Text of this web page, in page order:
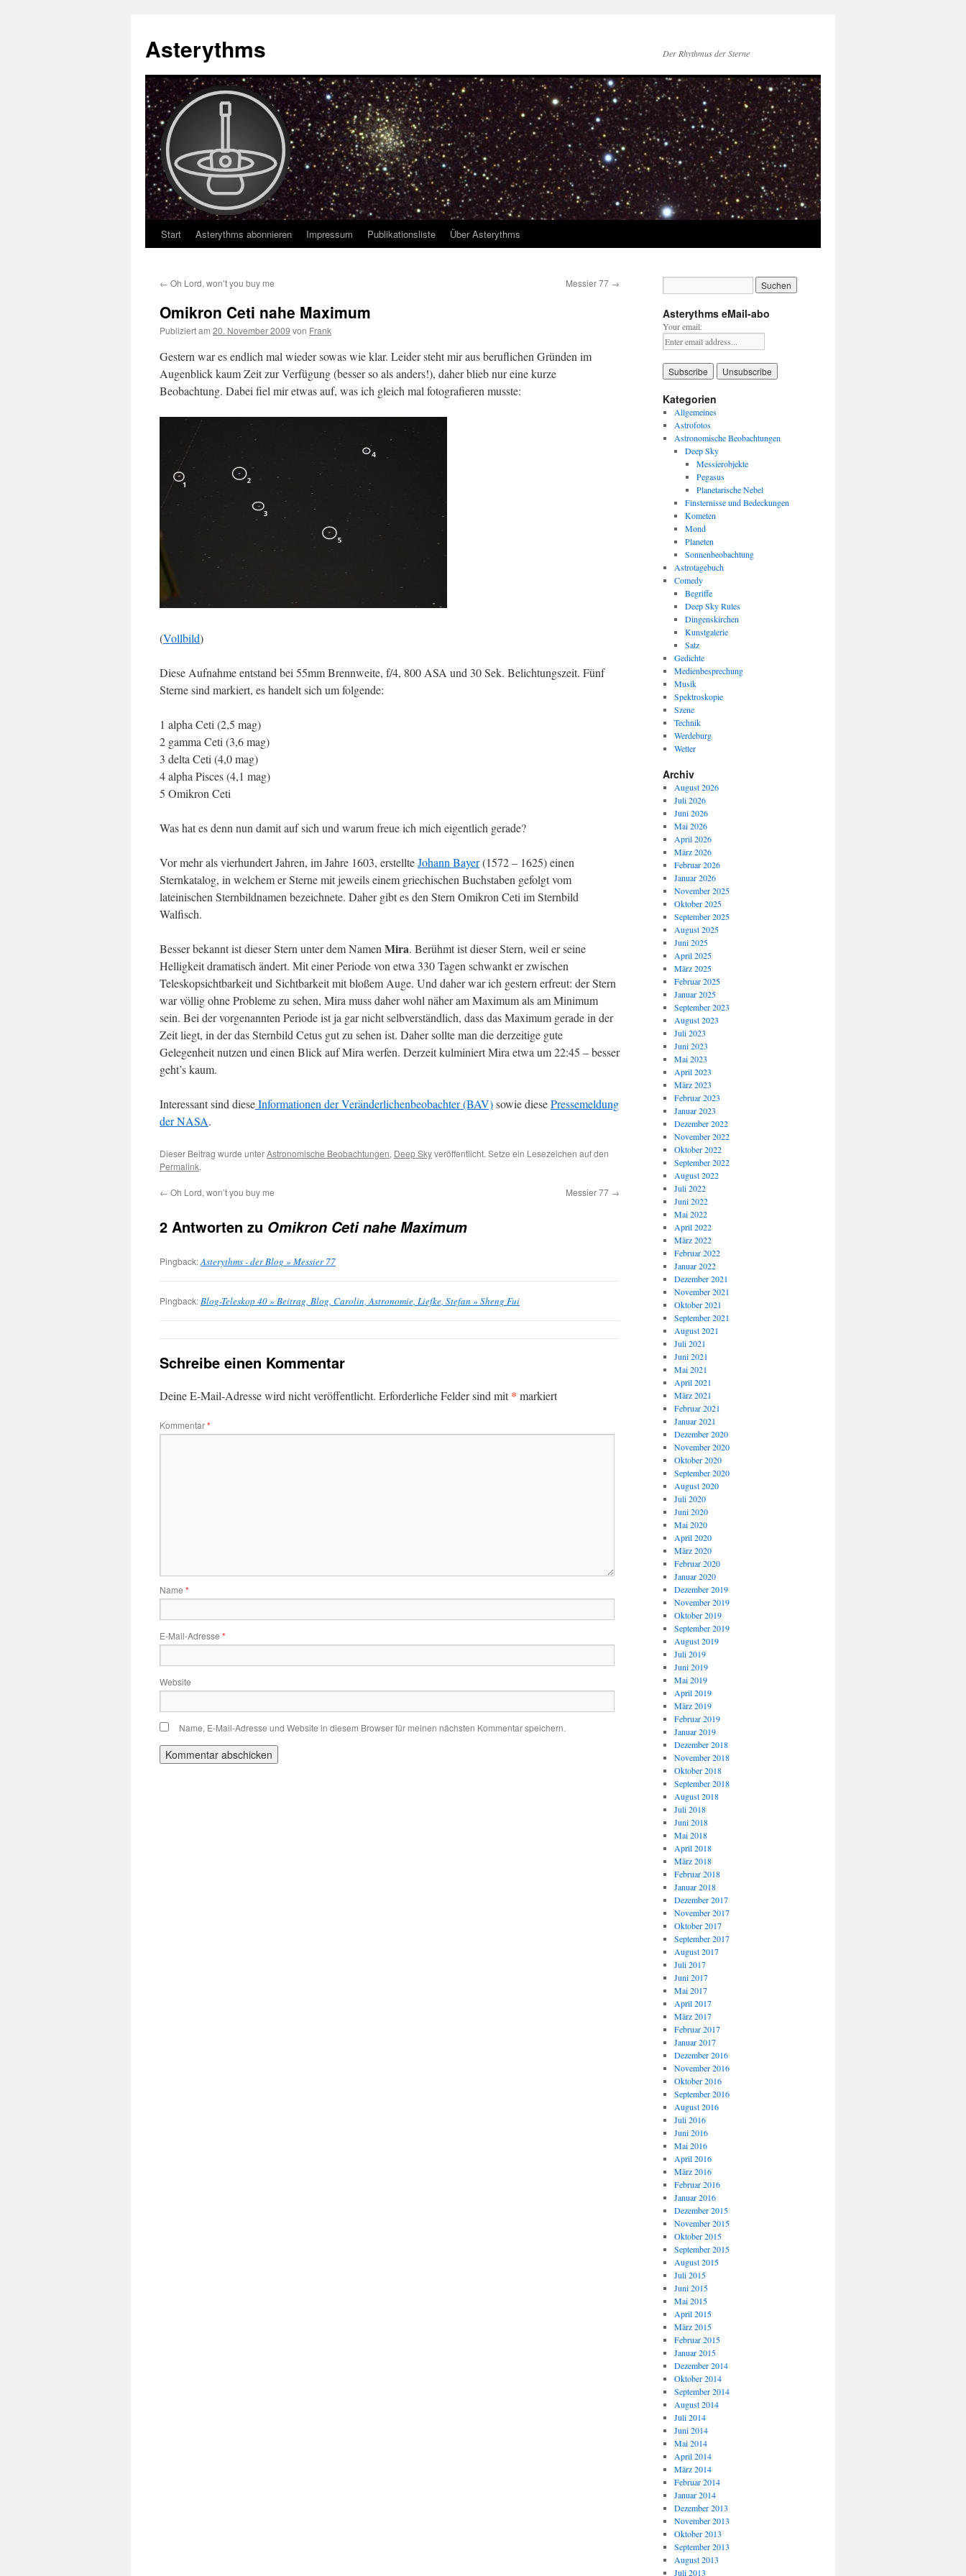
Asterythms Der Rhythmus der Sterne
Zum
springen
Start Asterythms abonnieren Impressum Publikationsliste Über Asterythms
← Oh Lord, won’t you buy me Messier 77 →
Omikron Ceti nahe Maximum
Publiziert am 20. November 2009 von Frank
Gestern war es endlich mal wieder sowas wie klar. Leider steht mir aus beruflichen Gründen im
Augenblick kaum Zeit zur Verfügung (besser so als anders!), daher blieb nur eine kurze
Beobachtung. Dabei fiel mir etwas auf, was ich gleich mal fotografieren musste:
(Vollbild)
Diese Aufnahme entstand bei 55mm Brennweite, f/4, 800 ASA und 30 Sek. Belichtungszeit. Fünf
Sterne sind markiert, es handelt sich um folgende:
1 alpha Ceti (2,5 mag)
2 gamma Ceti (3,6 mag)
3 delta Ceti (4,0 mag)
4 alpha Pisces (4,1 mag)
5 Omikron Ceti
Was hat es denn nun damit auf sich und warum freue ich mich eigentlich gerade?
Vor mehr als vierhundert Jahren, im Jahre 1603, erstellteJohann Bayer(1572 – 1625) einen
Sternkatalog, in welchem er Sterne mit jeweils einem griechischen Buchstaben gefolgt vom
lateinischen Sternbildnamen bezeichnete. Daher gibt es den Stern Omikron Ceti im Sternbild
Walfisch.
Besser bekannt ist dieser Stern unter dem Namen Mira. Berühmt ist dieser Stern, weil er seine
Helligkeit dramatisch ändert. Mit einer Periode von etwa 330 Tagen schwankt er zwischen
Teleskopsichtbarkeit und Sichtbarkeit mit bloßem Auge. Und daher war ich gestern erfreut: der Stern
war völlig ohne Probleme zu sehen, Mira muss daher wohl näher am Maximum als am Minimum
sein. Bei der vorgenannten Periode ist ja gar nicht selbverständlich, dass das Maximum gerade in der
Zeit liegt, in der das Sternbild Cetus gut zu sehen ist. Daher sollte man die derzeitige gute
Gelegenheit nutzen und einen Blick auf Mira werfen. Derzeit kulminiert Mira etwa um 22:45 – besser
geht’s kaum.
Interessant sind dieseInformationen der Veränderlichenbeobachter (BAV)sowie diesePressemeldung
der NASA.
Dieser Beitrag wurde unterAstronomische Beobachtungen, Deep Skyveröffentlicht. Setze ein Lesezeichen auf den
Permalink.
← Oh Lord, won’t you buy me Messier 77 →
2 Antworten zu Omikron Ceti nahe Maximum
Pingback:Asterythms - der Blog » Messier 77
Pingback:Blog-Teleskop 40 » Beitrag, Blog, Carolin, Astronomie, Liefke, Stefan » Sheng Fui
Schreibe einen Kommentar
Deine E-Mail-Adresse wird nicht veröffentlicht. Erforderliche Felder sind mit* markiert
Kommentar*
Name *
E-Mail-Adresse *
Website
Name, E-Mail-Adresse und Website in diesem Browser für meinen nächsten Kommentar speichern.
Asterythms eMail-abo
Your email:
Kategorien
Allgemeines
Astrofotos
Astronomische Beobachtungen
Deep Sky
Messierobjekte
Pegasus
Planetarische Nebel
Finsternisse und Bedeckungen
Kometen
Mond
Planeten
Sonnenbeobachtung
Astrotagebuch
Comedy
Begriffe
Deep Sky Rules
Dingenskirchen
Kunstgalerie
Satz
Gedichte
Medienbesprechung
Musik
Spektroskopie
Szene
Technik
Werdeburg
Wetter
Archiv
August 2026
Juli 2026
Juni 2026
Mai 2026
April 2026
März 2026
Februar 2026
Januar 2026
November 2025
Oktober 2025
September 2025
August 2025
Juni 2025
April 2025
März 2025
Februar 2025
Januar 2025
September 2023
August 2023
Juli 2023
Juni 2023
Mai 2023
April 2023
März 2023
Februar 2023
Januar 2023
Dezember 2022
November 2022
Oktober 2022
September 2022
August 2022
Juli 2022
Juni 2022
Mai 2022
April 2022
März 2022
Februar 2022
Januar 2022
Dezember 2021
November 2021
Oktober 2021
September 2021
August 2021
Juli 2021
Juni 2021
Mai 2021
April 2021
März 2021
Februar 2021
Januar 2021
Dezember 2020
November 2020
Oktober 2020
September 2020
August 2020
Juli 2020
Juni 2020
Mai 2020
April 2020
März 2020
Februar 2020
Januar 2020
Dezember 2019
November 2019
Oktober 2019
September 2019
August 2019
Juli 2019
Juni 2019
Mai 2019
April 2019
März 2019
Februar 2019
Januar 2019
Dezember 2018
November 2018
Oktober 2018
September 2018
August 2018
Juli 2018
Juni 2018
Mai 2018
April 2018
März 2018
Februar 2018
Januar 2018
Dezember 2017
November 2017
Oktober 2017
September 2017
August 2017
Juli 2017
Juni 2017
Mai 2017
April 2017
März 2017
Februar 2017
Januar 2017
Dezember 2016
November 2016
Oktober 2016
September 2016
August 2016
Juli 2016
Juni 2016
Mai 2016
April 2016
März 2016
Februar 2016
Januar 2016
Dezember 2015
November 2015
Oktober 2015
September 2015
August 2015
Juli 2015
Juni 2015
Mai 2015
April 2015
März 2015
Februar 2015
Januar 2015
Dezember 2014
Oktober 2014
September 2014
August 2014
Juli 2014
Juni 2014
Mai 2014
April 2014
März 2014
Februar 2014
Januar 2014
Dezember 2013
November 2013
Oktober 2013
September 2013
August 2013
Juli 2013